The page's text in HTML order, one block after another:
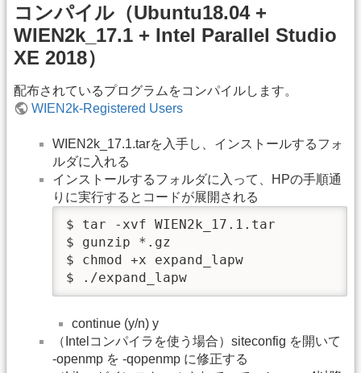
コンパイル（Ubuntu18.04 +
WIEN2k_17.1 + Intel Parallel Studio
XE 2018）
配布されているプログラムをコンパイルします。
WIEN2k-Registered Users
WIEN2k_17.1.tarを入手し、インストールするフォ
ルダに入れる
インストールするフォルダに入って、HPの手順通
りに実行するとコードが展開される
$ tar -xvf WIEN2k_17.1.tar
$ gunzip *.gz
$ chmod +x expand_lapw
$ ./expand_lapw
continue (y/n) y
（Intelコンパイラを使う場合）siteconfig を開いて
-openmp を -qopenmp に修正する